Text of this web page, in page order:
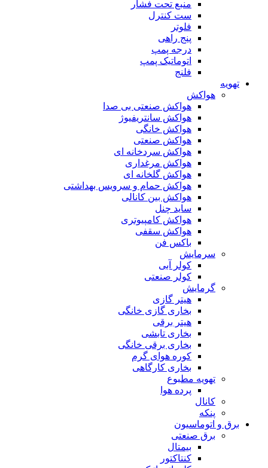
منبع تحت فشار
ست کنترل
فلوتر
پنج راهی
درجه پمپ
اتوماتیک پمپ
فلنج
تهویه
هواکش
هواکش صنعتی بی صدا
هواکش سانتریفیوژ
هواکش خانگی
هواکش صنعتی
هواکش سردخانه ای
هواکش مرغداری
هواکش گلخانه ای
هواکش حمام و سرویس بهداشتی
هواکش بین کانالی
ساید چنل
هواکش کامپیوتری
هواکش سقفی
باکس فن
سرمایش
کولر آبی
کولر صنعتی
گرمایش
هیتر گازی
بخاری گازی خانگی
هیتر برقی
بخاری تابشی
بخاری برقی خانگی
کوره هوای گرم
بخاری کارگاهی
تهویه مطبوع
پرده هوا
کانال
پنکه
برق و اتوماسیون
برق صنعتی
بیمتال
کنتاکتور